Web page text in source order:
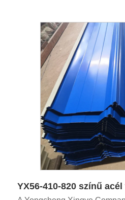
YX56-410-820 színű